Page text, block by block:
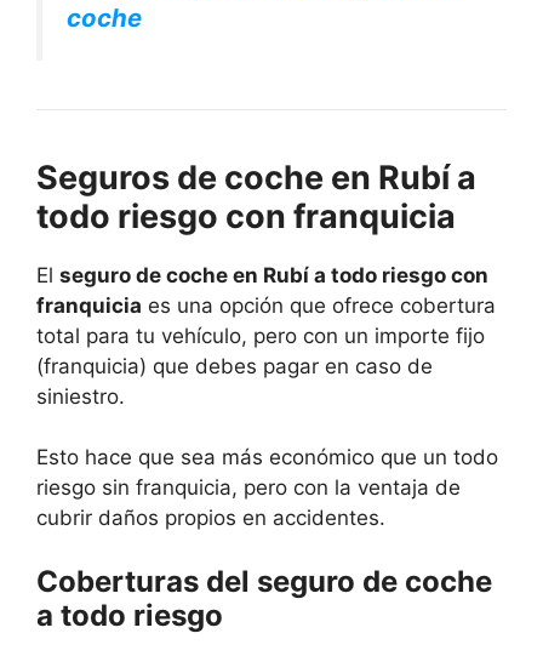
coche
Seguros de coche en Rubí a
todo riesgo con franquicia
El seguro de coche en Rubí a todo riesgo con
franquicia es una opción que ofrece cobertura
total para tu vehículo, pero con un importe fijo
(franquicia) que debes pagar en caso de
siniestro.
Esto hace que sea más económico que un todo
riesgo sin franquicia, pero con la ventaja de
cubrir daños propios en accidentes.
Coberturas del seguro de coche
a todo riesgo